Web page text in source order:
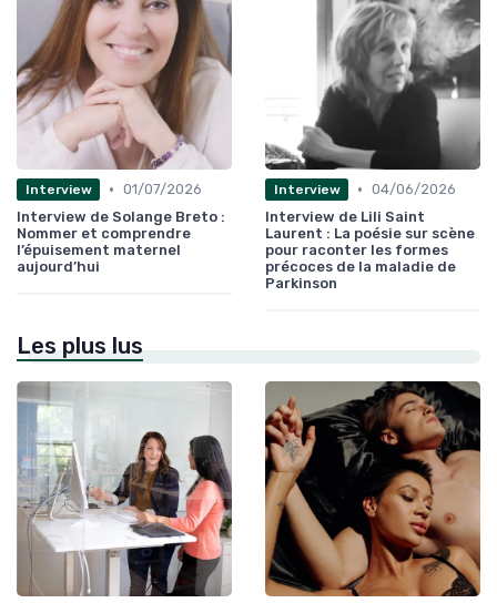
Interview • 01/07/2026
Interview de Solange Breto :
Nommer et comprendre
l’épuisement maternel
aujourd’hui
Interview • 04/06/2026
Interview de Lili Saint
Laurent : La poésie sur scène
pour raconter les formes
précoces de la maladie de
Parkinson
Les plus lus